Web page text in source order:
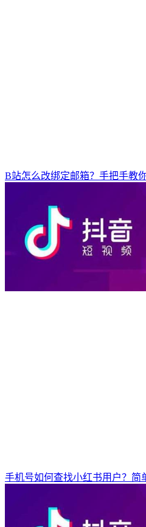
B站怎么改绑定邮箱？手把手教
手机号如何查找小红书用户？简